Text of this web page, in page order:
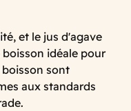
et le jus d'agave
idéale pour
sont
aux standards